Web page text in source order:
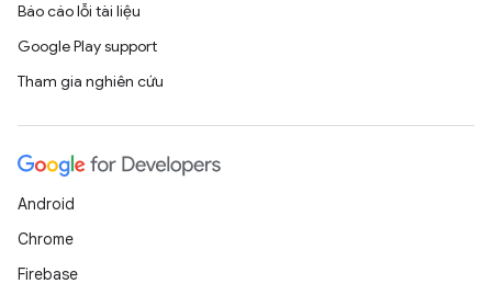
Báo cáo lỗi tài liệu
Google Play support
Tham gia nghiên cứu
Android
Chrome
Firebase